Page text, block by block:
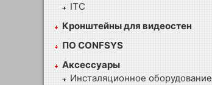
ITC
Кронштейны для видеостен
ПО CONFSYS
Аксессуары
Инсталяционное оборудование